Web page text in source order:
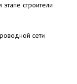
строители
сети